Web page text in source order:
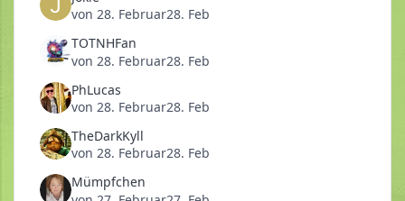
von 28. Februar28. Feb
TOTNHFan
von 28. Februar28. Feb
PhLucas
von 28. Februar28. Feb
TheDarkKyll
von 28. Februar28. Feb
Mümpfchen